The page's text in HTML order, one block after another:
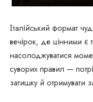
Італійський формат
вечірок, де цінними є
насолоджуватися
суворих правил —
затишку й отримувати